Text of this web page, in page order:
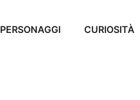
PERSONAGGI CURIOSITÀ